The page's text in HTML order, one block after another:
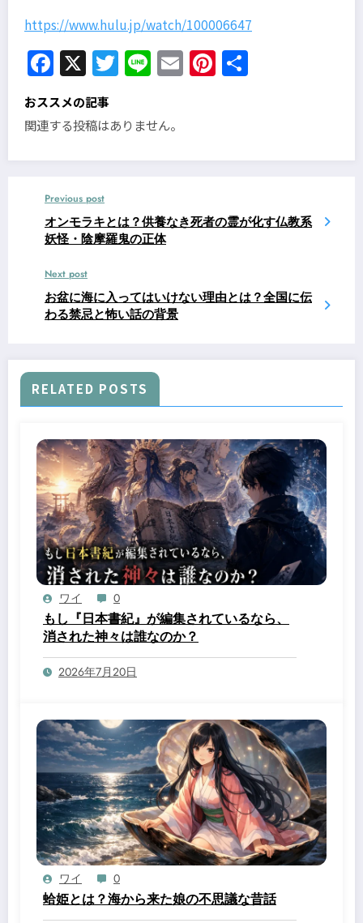
https://www.hulu.jp/watch/100006647
Facebook
X Twitter
LineEmailPinterest
おススメの記事
関連する投稿はありません。
Previous post
オンモラキとは？供養なき死者の霊が化す仏教系
妖怪・陰摩羅鬼の正体
Next post
お盆に海に入ってはいけない理由とは？全国に伝
わる禁忌と怖い話の背景
RELATED POSTS
ワイ 0
もし『日本書紀』が編集されているなら、
消された神々は誰なのか？
2026年7月20日
ワイ 0
蛤姫とは？海から来た娘の不思議な昔話